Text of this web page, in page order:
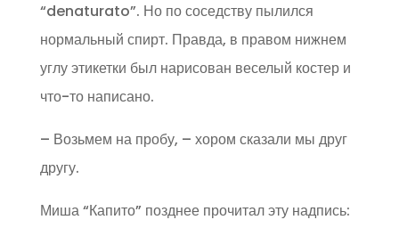
“denaturato”. Но по соседству пылился
нормальный спирт. Правда, в правом нижнем
углу этикетки был нарисован веселый костер и
что-то написано.
– Возьмем на пробу, – хором сказали мы друг
другу.
Миша “Капито” позднее прочитал эту надпись: